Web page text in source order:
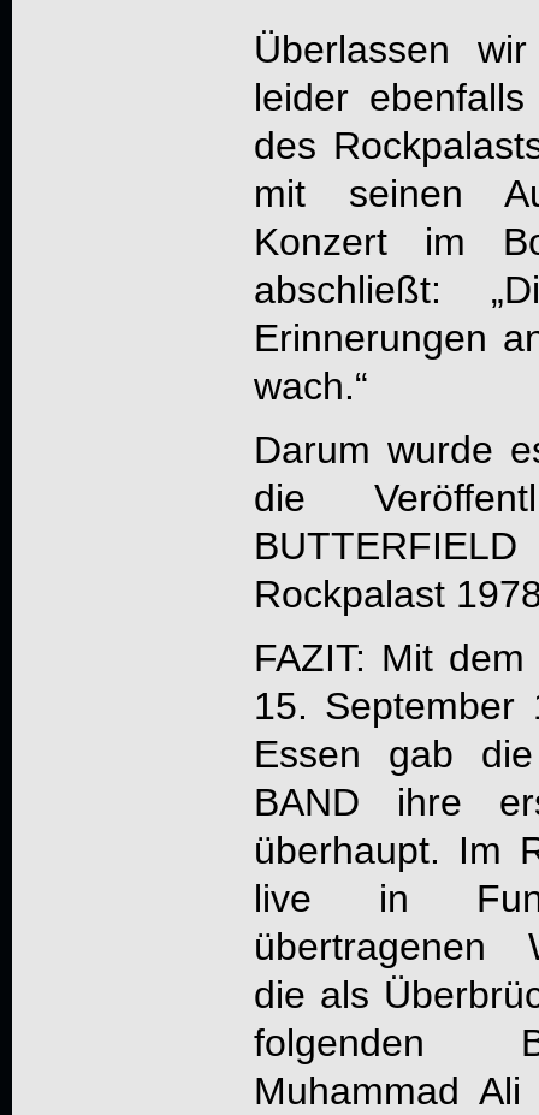
Überlassen
leider ebenfalls
des
mit seinen
Konzert im
abschließt:
Erinnerungen
wach.“
Darum wurde
die
Rockpalast
FAZIT: Mit
15. September
Essen gab
BAND ihre
überhaupt. Im
live in
übertragenen
die als
folgenden
Muhammad